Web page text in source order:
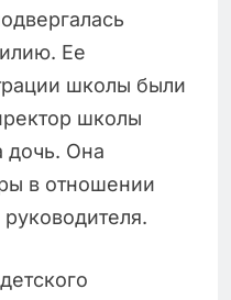
Ее
школы были
школы
дочь. Она
в отношении